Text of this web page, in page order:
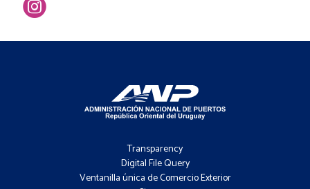
-
Menú
Transparency
Digital File Query
Ventanilla única de Comercio Exterior